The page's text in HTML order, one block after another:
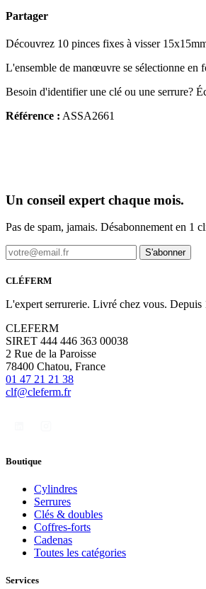
Partager
Découvrez 10 pinces fixes à visser
L'ensemble de manœuvre se sélectionne en
Besoin d'identifier une clé ou une serrure?
Référence : ASSA2661
Un conseil expert chaque mois.
Pas de spam, jamais. Désabonnement en 1
S'abonner
CLÉFERM
L'expert serrurerie. Livré chez vous. Depuis
CLEFERM
SIRET 444 446 363 00038
2 Rue de la Paroisse
78400 Chatou, France
01 47 21 21 38
clf@cleferm.fr
Boutique
Cylindres
Serrures
Clés & doubles
Coffres-forts
Cadenas
Toutes les catégories
Services